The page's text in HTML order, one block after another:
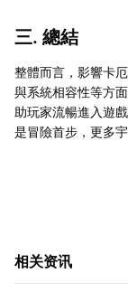
三. 總結
整體而言，影響卡
與系統相容性等方
助玩家流暢進入遊
是冒險首步，更多
相关资讯